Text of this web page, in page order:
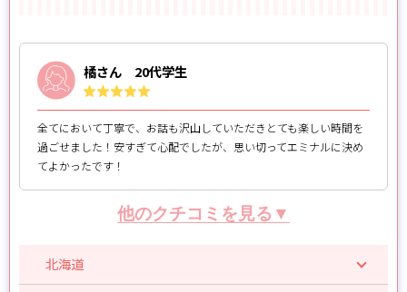
橘さん 20代学生
全てにおいて丁寧で、お話も沢山していただきとても楽しい時間を
過ごせました！安すぎて心配でしたが、思い切ってエミナルに決め
てよかったです！
他のクチコミを見る▼
北海道